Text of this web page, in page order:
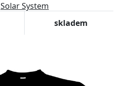
Solar System
skladem